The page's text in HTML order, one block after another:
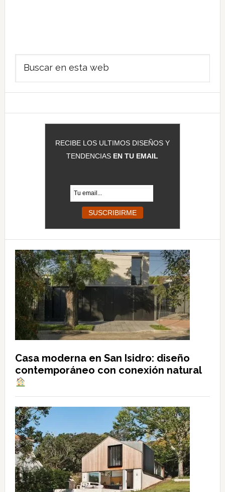
Barra
lateral
principal
RECIBE LOS ULTIMOS DISEÑOS Y
TENDENCIAS EN TU EMAIL
Casa moderna en San Isidro: diseño
contemporáneo con conexión natural